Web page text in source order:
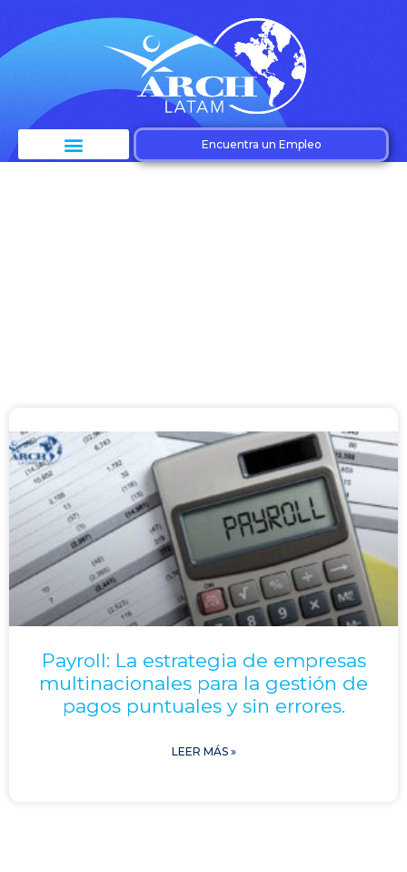
Encuentra un Empleo
Payroll: La estrategia de empresas
multinacionales para la gestión de
pagos puntuales y sin errores.
LEER MÁS »